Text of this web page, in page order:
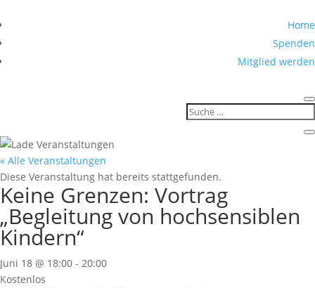
Home
Spenden
Mitglied werden
« Alle Veranstaltungen
Diese Veranstaltung hat bereits stattgefunden.
Keine Grenzen: Vortrag
„Begleitung von hochsensiblen
Kindern“
Juni 18 @ 18:00 - 20:00
Kostenlos